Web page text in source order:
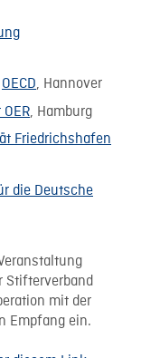
OECD, Hannover
, Hamburg
Friedrichshafen
die Deutsche
Stifterverband
mit der
Empfang ein.